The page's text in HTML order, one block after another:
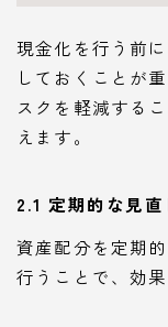
現金化を行う前
しておくことが
スクを軽減する
えます。
2.1 定期的な見直
資産配分を定期
行うことで、効